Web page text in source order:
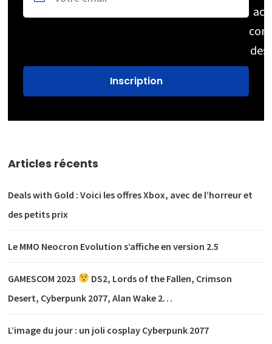
des
Articles récents
Deals with Gold : Voici les offres Xbox, avec de l’horreur et
des petits prix
Le MMO Neocron Evolution s’affiche en version 2.5
GAMESCOM 2023
DS2, Lords of the Fallen, Crimson
Desert, Cyberpunk 2077, Alan Wake 2…
L’image du jour : un joli cosplay Cyberpunk 2077